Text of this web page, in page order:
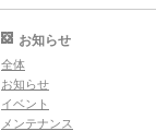
お知らせ
全体
お知らせ
イベント
メンテナンス